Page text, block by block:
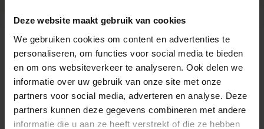
Deze website maakt gebruik van cookies
We gebruiken cookies om content en advertenties te
personaliseren, om functies voor social media te bieden
en om ons websiteverkeer te analyseren. Ook delen we
informatie over uw gebruik van onze site met onze
partners voor social media, adverteren en analyse. Deze
partners kunnen deze gegevens combineren met andere
informatie die u aan ze heeft verstrekt of die ze hebben
Stel je schutting samen en vraag
een gratis
offerte aan